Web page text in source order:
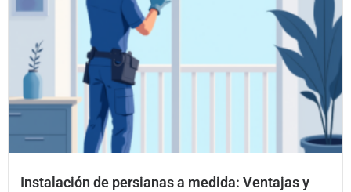
Instalación de persianas a medida: Ventajas y